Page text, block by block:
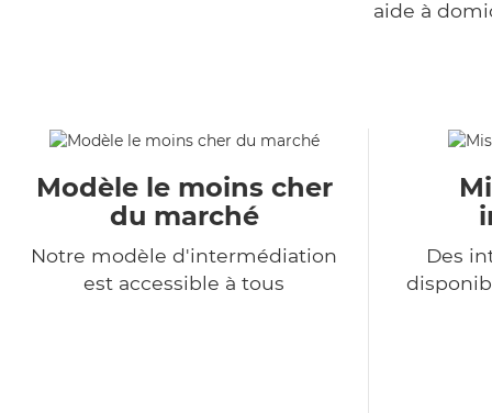
aide à
Modèle le moins cher
du marché
Notre modèle d'intermédiation
est accessible à tous
Des